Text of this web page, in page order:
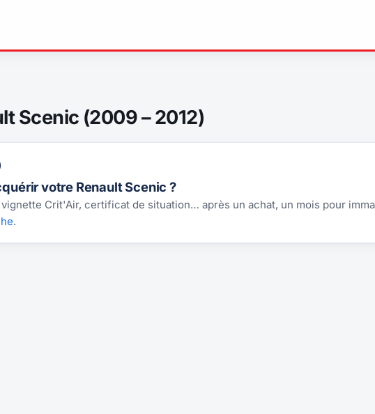
Scenic (2009 – 2012)
votre Renault Scenic ?
Crit'Air, certificat de situation… après un achat, un mois pour
.